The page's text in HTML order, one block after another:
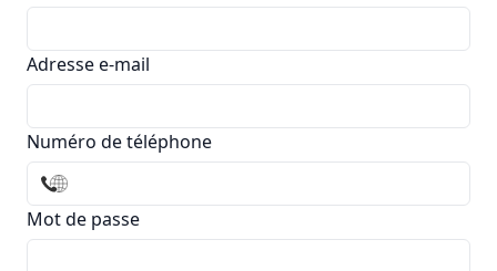
Adresse e-mail
Numéro de téléphone
Mot de passe